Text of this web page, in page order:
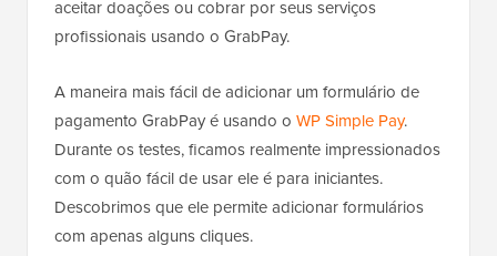
aceitar doações ou cobrar por seus serviços
profissionais usando o GrabPay.
A maneira mais fácil de adicionar um formulário de
pagamento GrabPay é usando o WP Simple Pay.
Durante os testes, ficamos realmente impressionados
com o quão fácil de usar ele é para iniciantes.
Descobrimos que ele permite adicionar formulários
com apenas alguns cliques.